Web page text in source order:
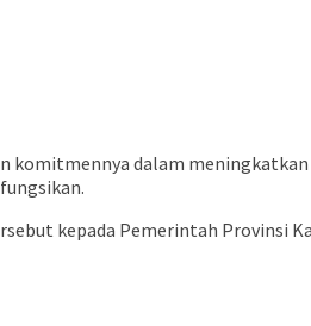
komitmennya dalam
kepada Pemerintah Provinsi